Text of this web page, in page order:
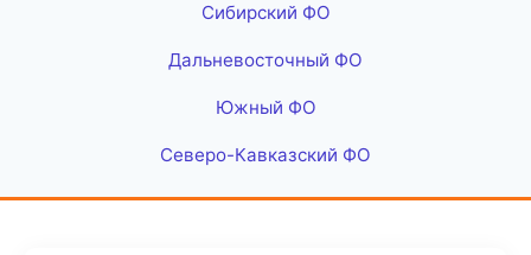
Сибирский ФО
Дальневосточный ФО
Южный ФО
Северо-Кавказский ФО